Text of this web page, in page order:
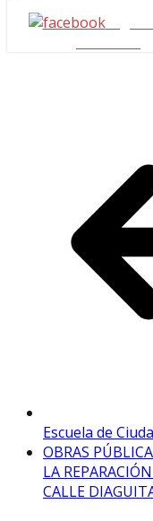
Escuela de
OBRAS
LA
CALLE